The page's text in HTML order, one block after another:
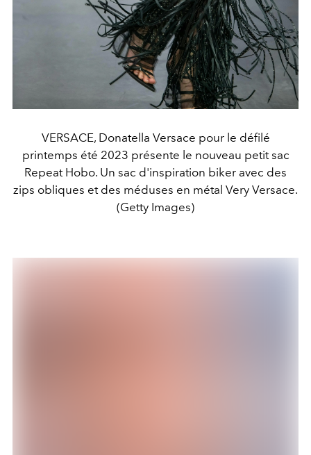
VERSACE, Donatella Versace pour le défilé
printemps été 2023 présente le nouveau petit sac
Repeat Hobo. Un sac d'inspiration biker avec des
zips obliques et des méduses en métal Very Versace.
(Getty Images)